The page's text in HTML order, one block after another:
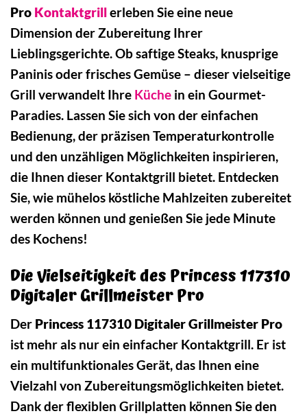
Pro Kontaktgrillerleben Sie eine neue
Dimension der Zubereitung Ihrer
Lieblingsgerichte. Ob saftige Steaks, knusprige
Paninis oder frisches Gemüse – dieser vielseitige
Grill verwandelt Ihre Küche in ein Gourmet-
Paradies. Lassen Sie sich von der einfachen
Bedienung, der präzisen Temperaturkontrolle
und den unzähligen Möglichkeiten inspirieren,
die Ihnen dieser Kontaktgrill bietet. Entdecken
Sie, wie mühelos köstliche Mahlzeiten zubereitet
werden können und genießen Sie jede Minute
des Kochens!
Die Vielseitigkeit des Princess 117310
Digitaler Grillmeister Pro
Der Princess 117310 Digitaler Grillmeister Pro
ist mehr als nur ein einfacher Kontaktgrill. Er ist
ein multifunktionales Gerät, das Ihnen eine
Vielzahl von Zubereitungsmöglichkeiten bietet.
Dank der flexiblen Grillplatten können Sie den